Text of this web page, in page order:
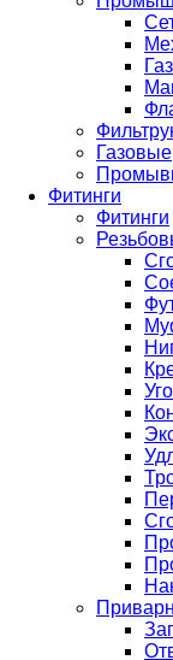
Газовые
Фитинги
Фитинги